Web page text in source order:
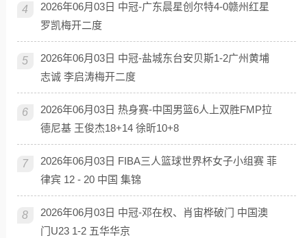
4
2026年06月03日 中冠-广东晨星创尔特4-0赣州红星
罗凯梅开二度
5
2026年06月03日 中冠-盐城东台安贝斯1-2广州黄埔
志诚 李启涛梅开二度
6
2026年06月03日 热身赛-中国男篮6人上双胜FMP拉
德尼基 王俊杰18+14 徐昕10+8
7
2026年06月03日 FIBA三人篮球世界杯女子小组赛 菲
律宾 12 - 20 中国 集锦
8
2026年06月03日 中冠-邓在权、肖宙桦破门 中国澳
门U23 1-2 五华华京